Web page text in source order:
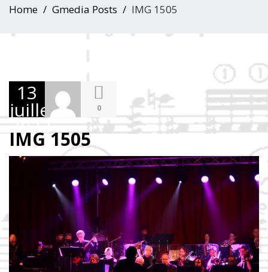
Home Gmedia Posts IMG 1505
13
juillet
2023
0
IMG 1505